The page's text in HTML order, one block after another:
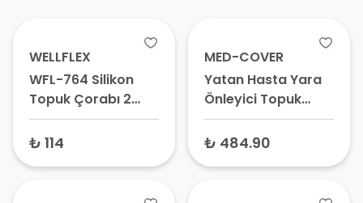
WELLFLEX
WFL-764 Silikon
Topuk Çorabı 2
Adet
₺ 114
MED-COVER
Yatan Hasta Yara
Önleyici Topuk
Koruyucu Köpük
Örtü
₺ 484.90